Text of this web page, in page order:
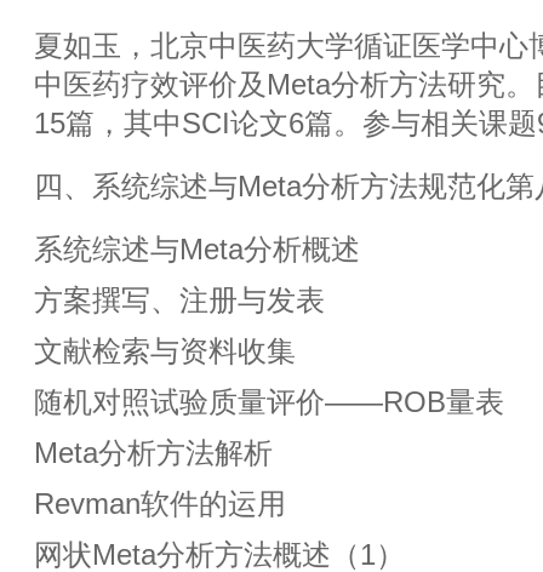
夏如玉，北京中医药大学循证医学中心
中医药疗效评价及Meta分析方法研究
15篇，其中SCI论文6篇。参与相关课
四、系统综述与Meta分析方法规范化
系统综述与Meta分析概述
方案撰写、注册与发表
文献检索与资料收集
随机对照试验质量评价——ROB量表
Meta分析方法解析
Revman软件的运用
网状Meta分析方法概述（1）